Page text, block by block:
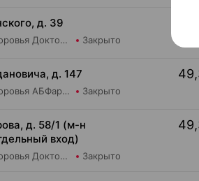
д. 39
Планета Здоровья Доктор Время ООО Аптека №1 Закрыто
д. 147
Планета Здоровья АБФармация ИООО Косметический магазин №4 Закрыто
д. 58/1 (м-н
вход)
Планета Здоровья Доктор Таир ООО Аптека №18 Закрыто